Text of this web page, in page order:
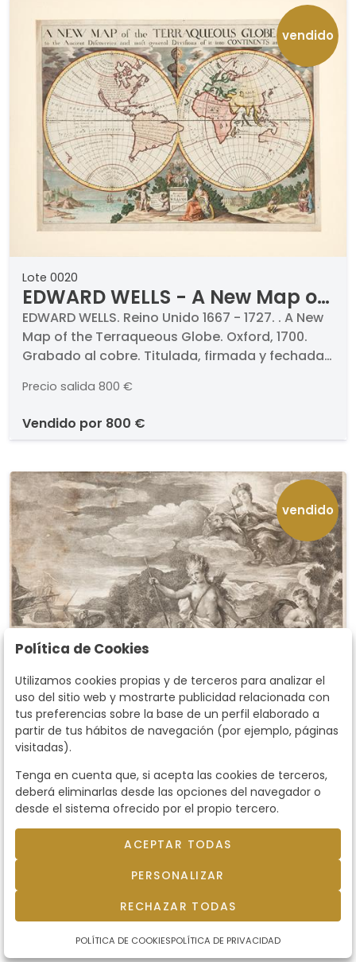
vendido
Lote 0020
EDWARD WELLS - A New Map of
the Terraqueous Globe
EDWARD WELLS. Reino Unido 1667 - 1727. . A New
Map of the Terraqueous Globe. Oxford, 1700.
Grabado al cobre. Titulada, firmada y fechada.
.Precio salida 800 €
vendido por 800 €
vendido
Lote 0021
JUAN ANTONIO SALVADOR
CARMONA - América
JUAN ANTONIO SALVADOR CARMONA sculpit..
Nava del Rey, Valladolid 1740 - Madrid 1805. .
1705. . América. Grabado. Firmado y titulado.
Medidas 400 x 460 mm apróx.
vendido por
Política de Cookies
Utilizamos cookies propias y de terceros para analizar el
uso del sitio web y mostrarte publicidad relacionada con
tus preferencias sobre la base de un perfil elaborado a
partir de tus hábitos de navegación (por ejemplo, páginas
visitadas).
Tenga en cuenta que, si acepta las cookies de terceros,
deberá eliminarlas desde las opciones del navegador o
desde el sistema ofrecido por el propio tercero.
ACEPTAR TODAS
PERSONALIZAR
RECHAZAR TODAS
POLÍTICA DE COOKIESPOLÍTICA DE PRIVACIDAD